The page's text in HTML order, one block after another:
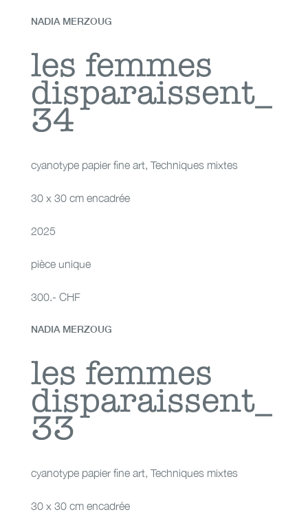
les femmes
disparaissent_34
NADIA MERZOUG
les femmes
disparaissent_
34
cyanotype papier fine art, Techniques mixtes
30 x 30 cm encadrée
2025
pièce unique
300.- CHF
les femmes
disparaissent_33
NADIA MERZOUG
les femmes
disparaissent_
33
cyanotype papier fine art, Techniques mixtes
30 x 30 cm encadrée